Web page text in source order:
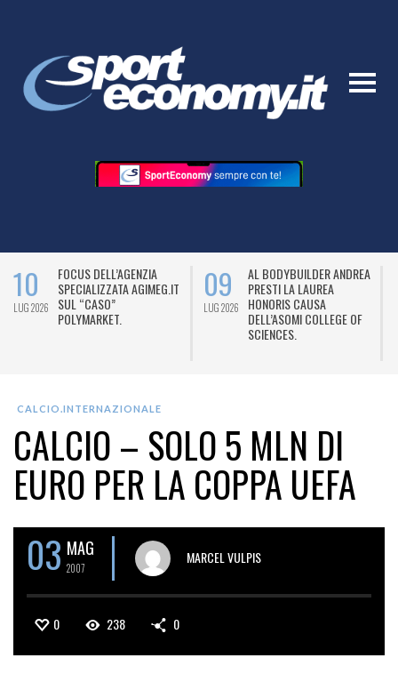
10
LUG 2026
FOCUS DELL’AGENZIA
SPECIALIZZATA AGIMEG.IT
SUL “CASO”
POLYMARKET.
09
LUG 2026
AL BODYBUILDER ANDREA
PRESTI LA LAUREA
HONORIS CAUSA
DELL’ASOMI COLLEGE OF
SCIENCES.
CALCIO.INTERNAZIONALE
CALCIO – SOLO 5 MLN DI
EURO PER LA COPPA UEFA
03 MAG
2007
MARCEL VULPIS
0 238 0